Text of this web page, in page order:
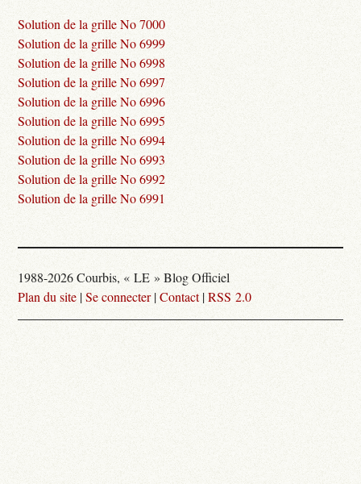
Solution de la grille No 7000
Solution de la grille No 6999
Solution de la grille No 6998
Solution de la grille No 6997
Solution de la grille No 6996
Solution de la grille No 6995
Solution de la grille No 6994
Solution de la grille No 6993
Solution de la grille No 6992
Solution de la grille No 6991
1988-2026 Courbis, « LE » Blog Officiel
Plan du site |Se connecter|Contact|RSS 2.0